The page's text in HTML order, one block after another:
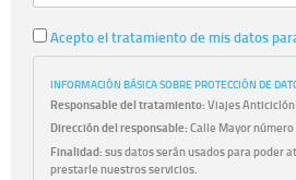
Acepto el tratamiento de mis datos
INFORMACIÓN BÁSICA SOBRE PROTECCIÓN DE
Responsable del tratamiento:Viajes
Dirección del responsable:Calle Mayor
Finalidad:sus datos serán usados para poder
prestarle nuestros servicios.